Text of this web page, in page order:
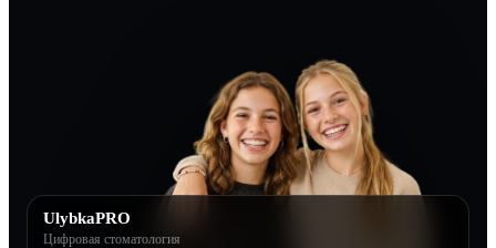
UlybkaPRO
Цифровая стоматология